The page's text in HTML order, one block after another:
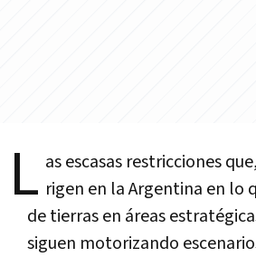
L as escasas restricciones
rigen en la Argentina en lo
de tierras en áreas
siguen motorizando